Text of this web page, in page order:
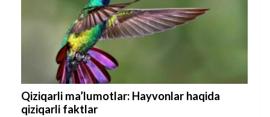
Qiziqarli ma’lumotlar: Hayvonlar haqida
qiziqarli faktlar